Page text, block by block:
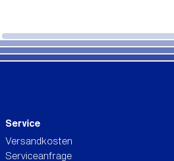
Service
Versandkosten
Serviceanfrage